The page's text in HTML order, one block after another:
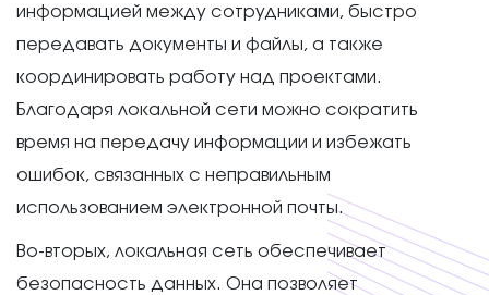
информацией между сотрудниками, быстро
передавать документы и файлы, а также
координировать работу над проектами.
Благодаря локальной сети можно сократить
время на передачу информации и избежать
ошибок, связанных с неправильным
использованием электронной почты.
Во-вторых, локальная сеть обеспечивает
безопасность данных. Она позволяет